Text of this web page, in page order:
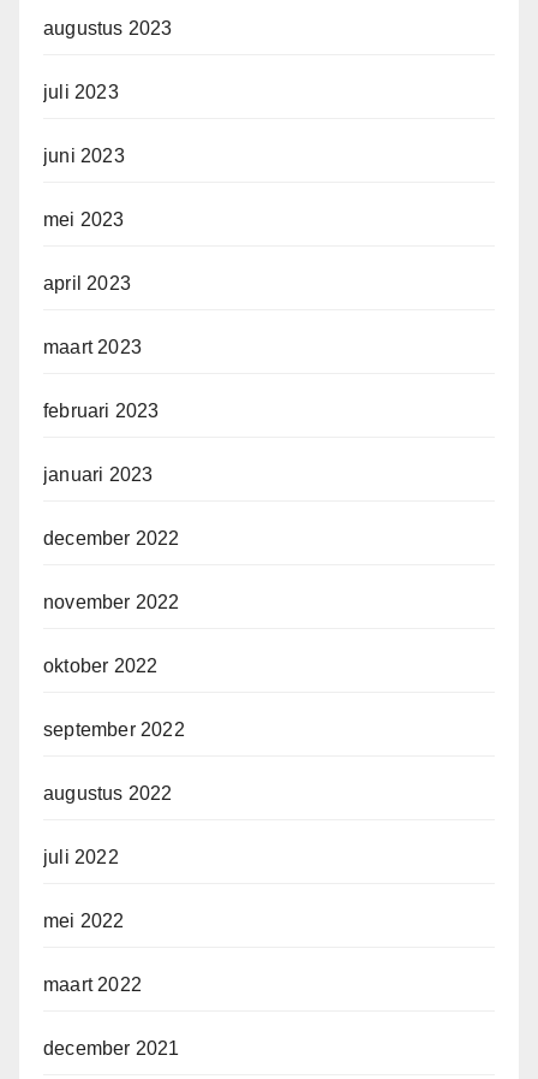
augustus 2023
juli 2023
juni 2023
mei 2023
april 2023
maart 2023
februari 2023
januari 2023
december 2022
november 2022
oktober 2022
september 2022
augustus 2022
juli 2022
mei 2022
maart 2022
december 2021